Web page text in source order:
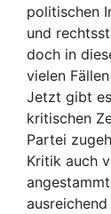
politischen
und
doch in
vielen
Jetzt gibt
kritischen
Partei
Kritik auch